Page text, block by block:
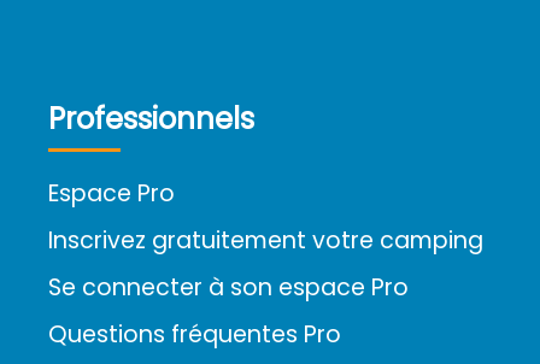
Professionnels
Espace Pro
Inscrivez gratuitement votre camping
Se connecter à son espace Pro
Questions fréquentes Pro